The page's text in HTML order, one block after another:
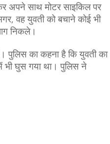
अपने साथ मोटर साइकिल पर
वह युवती को बचाने कोई भी
निकले।
पुलिस का कहना है कि युवती का
भी घुस गया था। पुलिस ने